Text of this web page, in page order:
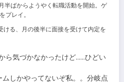
半ばからようやく転職活動を開始。ゲ
プレイ。
ける、月の後半に面接を受けて内定を
ら気づかなかったけど……ひどい
しかやってないぞ私。。分岐点